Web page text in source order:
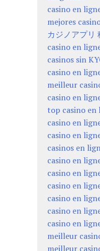
casino en
mejores
カジノアプリ
casino en
casinos sin
casino en
meilleur
casino en
top casino en
casino en
casino en
casinos en
casino en
casino en
casino en
casino en
casino en
casino en
meilleur
meilleur